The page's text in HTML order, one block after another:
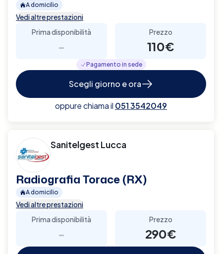
A domicilio
Vedi altre prestazioni
Prima disponibilità
-
Prezzo
110€
Pagamento in sede
Scegli giorno e ora
oppure chiama il 051 3542049
Sanitelgest Lucca
Radiografia Torace (RX)
A domicilio
Vedi altre prestazioni
Prima disponibilità
-
Prezzo
290€